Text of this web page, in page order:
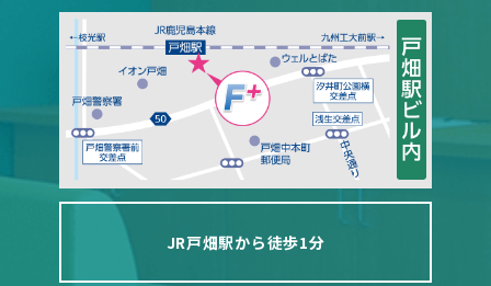
JR戸畑駅から徒歩1分